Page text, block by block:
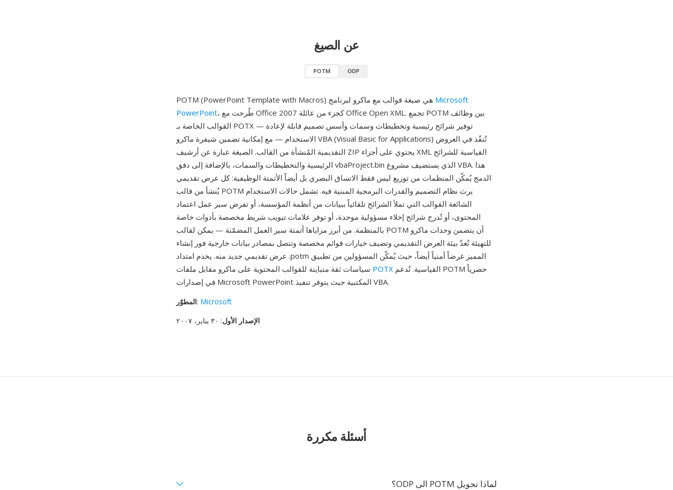
عن الصيغ
POTM ODP
Microsoft
PowerPoint، طُرحت مع Office 2007 كجزء من عائلة Office Open XML. تجمع POTM بين وظائف
القوالب الخاصة بـ POTX — توفير شرائح رئيسية وتخطيطات وسمات وأسس تصميم قابلة لإعادة
الاستخدام — مع إمكانية تضمين شيفرة ماكرو VBA (Visual Basic for Applications) تُنفّذ في العروض
التقديمية المُنشأة من القالب. الصيغة عبارة عن أرشيف ZIP يحتوي على أجزاء XML القياسية للشرائح
الرئيسية والتخطيطات والسمات، بالإضافة إلى دفق vbaProject.bin الذي يستضيف مشروع VBA. هذا
الدمج يُمكّن المنظمات من توزيع ليس فقط الاتساق البصري بل أيضاً الأتمتة الوظيفية: كل عرض تقديمي
يُنشأ من قالب POTM يرث نظام التصميم والقدرات البرمجية المبنية فيه. تشمل حالات الاستخدام
الشائعة القوالب التي تملأ الشرائح تلقائياً ببيانات من أنظمة المؤسسة، أو تفرض سير عمل اعتماد
المحتوى، أو تُدرج شرائح إخلاء مسؤولية موحدة، أو توفر علامات تبويب شريط مخصصة بأدوات خاصة
بالمنظمة. من أبرز مزاياها أتمتة سير العمل المضمّنة — يمكن لقالب POTM أن يتضمن وحدات ماكرو
للتهيئة تُعدّ بيئة العرض التقديمي وتضيف خيارات قوائم مخصصة وتتصل بمصادر بيانات خارجية فور إنشاء
عرض تقديمي جديد منه. يخدم امتداد .potm المميز غرضاً أمنياً أيضاً، حيث يُمكّن المسؤولين من تطبيق
POTX
في إصدارات Microsoft PowerPoint المكتبية حيث يتوفر تنفيذ VBA.
المطوّر: Microsoft
الإصدار الأول: ٣٠ يناير، ٢٠٠٧
أسئلة مكررة
لماذا تحويل POTM الى ODP؟